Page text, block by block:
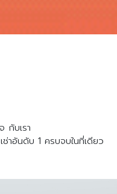
กับเรา
าอันดับ 1 ครบจบในที่เดียว